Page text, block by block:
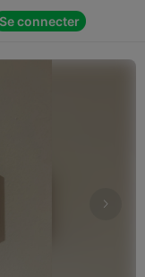
Se connecter
 